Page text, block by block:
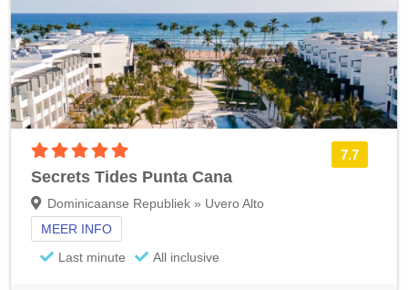
7.7
Secrets Tides Punta Cana
Dominicaanse Republiek » Uvero Alto
MEER INFO
Last minute
All inclusive